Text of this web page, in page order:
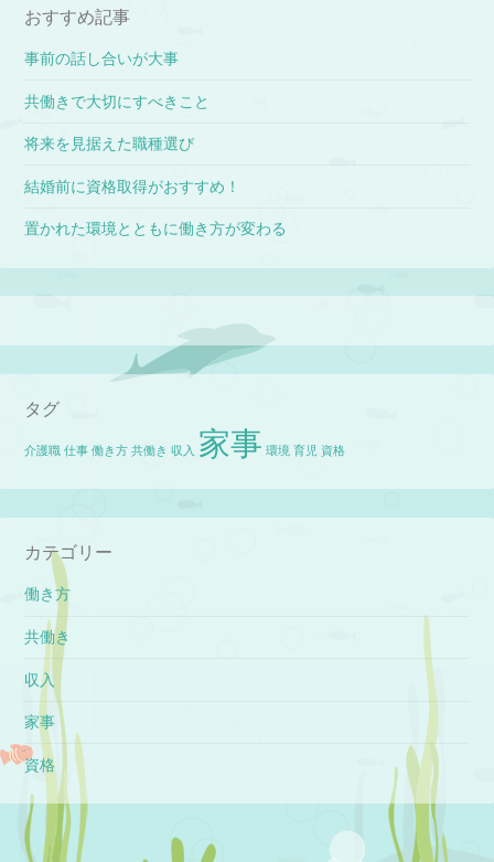
おすすめ記事
事前の話し合いが大事
共働きで大切にすべきこと
将来を見据えた職種選び
結婚前に資格取得がおすすめ！
置かれた環境とともに働き方が変わる
タグ
介護職 仕事 働き方 共働き 収入 家事 環境 育児 資格
カテゴリー
働き方
共働き
収入
家事
資格